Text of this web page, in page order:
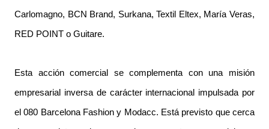
Carlomagno, BCN Brand, Surkana, Textil Eltex, María Veras,
RED POINT o Guitare.
Esta acción comercial se complementa con una misión
empresarial inversa de carácter internacional impulsada por
el 080 Barcelona Fashion y Modacc. Está previsto que cerca